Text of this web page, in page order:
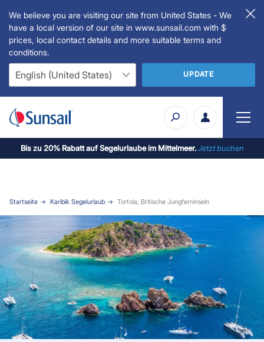
We believe you are visiting our site from United States - We
have a local version of our site in www.sunsail.com with $
prices, local contact details and more suitable terms and
conditions.
UPDATE
Bis zu 20% Rabatt auf Segelurlaube im Mittelmeer.Jetzt buchen
Startseite Karibik Segelurlaub Tortola, Britische Jungferninseln